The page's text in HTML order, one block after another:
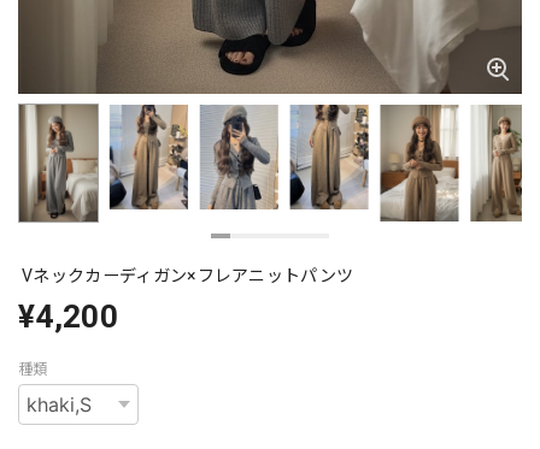
Vネックカーディガン×フレアニットパンツ
¥4,200
種類